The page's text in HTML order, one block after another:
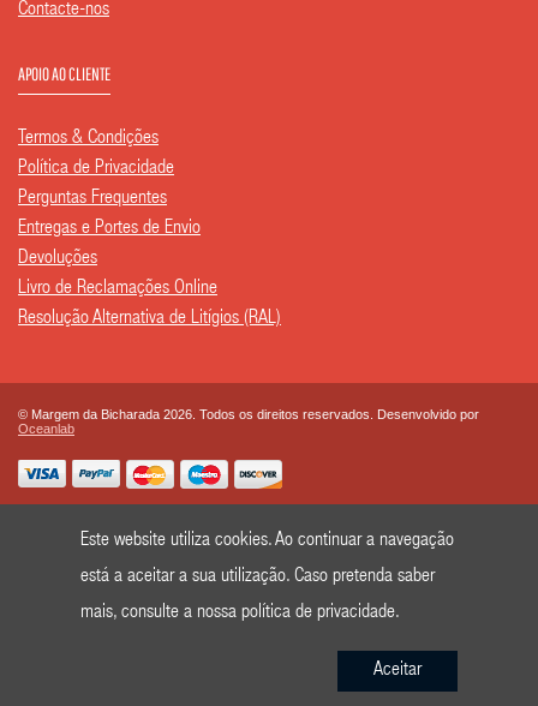
Contacte-nos
APOIO AO CLIENTE
Termos & Condições
Política de Privacidade
Perguntas Frequentes
Entregas e Portes de Envio
Devoluções
Livro de Reclamações Online
Resolução Alternativa de Litígios (RAL)
© Margem da Bicharada 2026. Todos os direitos reservados. Desenvolvido por
Oceanlab
Este website utiliza cookies. Ao continuar a navegação
está a aceitar a sua utilização. Caso pretenda saber
mais, consulte a nossapolítica de privacidade.
Aceitar